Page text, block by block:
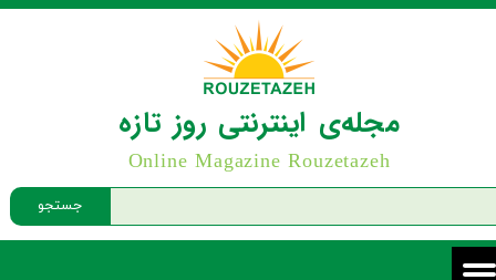
جستجو
مجله‌ی اینترنتی روز تازه
Online Magazine Rouzetazeh